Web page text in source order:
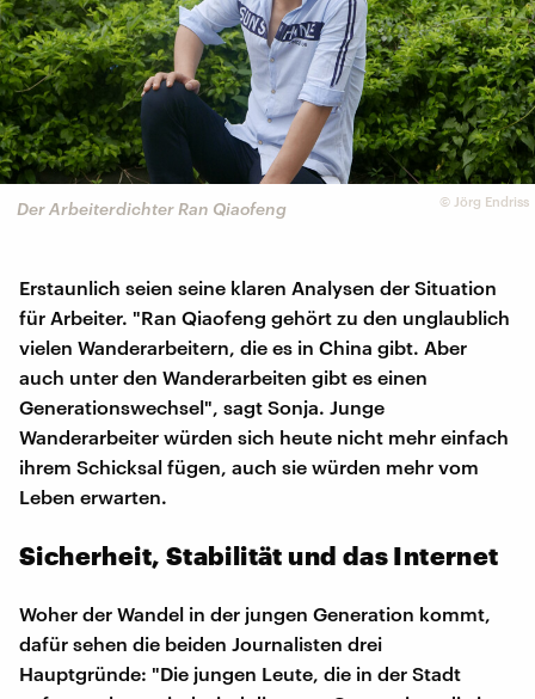
© Jörg Endriss
Der Arbeiterdichter Ran Qiaofeng
Erstaunlich seien seine klaren Analysen der Situation
für Arbeiter. "Ran Qiaofeng gehört zu den unglaublich
vielen Wanderarbeitern, die es in China gibt. Aber
auch unter den Wanderarbeiten gibt es einen
Generationswechsel", sagt Sonja. Junge
Wanderarbeiter würden sich heute nicht mehr einfach
ihrem Schicksal fügen, auch sie würden mehr vom
Leben erwarten.
Sicherheit, Stabilität und das Internet
Woher der Wandel in der jungen Generation kommt,
dafür sehen die beiden Journalisten drei
Hauptgründe: "Die jungen Leute, die in der Stadt